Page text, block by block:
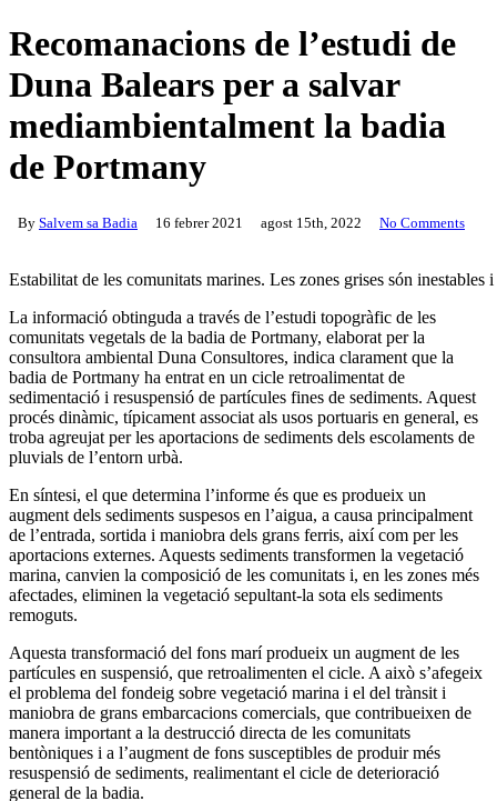
Recomanacions de l’estudi de
Duna Balears per a salvar
mediambientalment la badia
de Portmany
By Salvem sa Badia 16 febrer 2021 agost 15th, 2022 No Comments
Estabilitat de les comunitats marines. Les zones grises són inestables i
La informació obtinguda a través de l’estudi topogràfic de les
comunitats vegetals de la badia de Portmany, elaborat per la
consultora ambiental Duna Consultores, indica clarament que la
badia de Portmany ha entrat en un cicle retroalimentat de
sedimentació i resuspensió de partícules fines de sediments. Aquest
procés dinàmic, típicament associat als usos portuaris en general, es
troba agreujat per les aportacions de sediments dels escolaments de
pluvials de l’entorn urbà.
En síntesi, el que determina l’informe és que es produeix un
augment dels sediments suspesos en l’aigua, a causa principalment
de l’entrada, sortida i maniobra dels grans ferris, així com per les
aportacions externes. Aquests sediments transformen la vegetació
marina, canvien la composició de les comunitats i, en les zones més
afectades, eliminen la vegetació sepultant-la sota els sediments
remoguts.
Aquesta transformació del fons marí produeix un augment de les
partícules en suspensió, que retroalimenten el cicle. A això s’afegeix
el problema del fondeig sobre vegetació marina i el del trànsit i
maniobra de grans embarcacions comercials, que contribueixen de
manera important a la destrucció directa de les comunitats
bentòniques i a l’augment de fons susceptibles de produir més
resuspensió de sediments, realimentant el cicle de deterioració
general de la badia.